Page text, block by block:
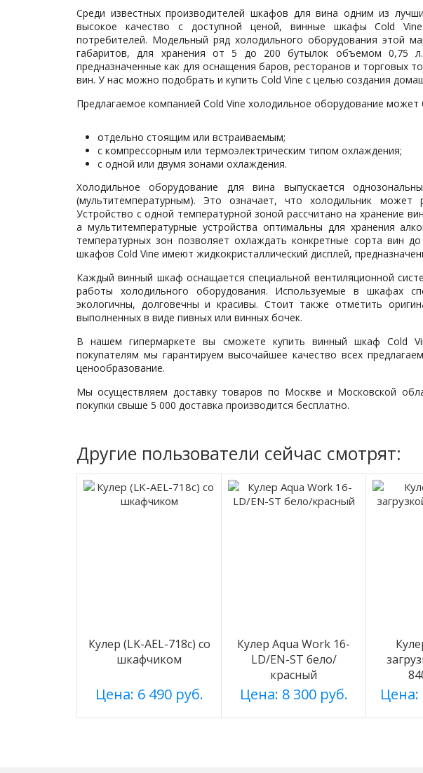
Среди известных производителей шкафов для вина одним из
высокое качество с доступной ценой, винные шкафы Cold
потребителей. Модельный ряд холодильного оборудования этой
габаритов, для хранения от 5 до 200 бутылок объемом 0,75
предназначенные как для оснащения баров, ресторанов и торговых
вин. У нас можно подобрать и купить Cold Vine с целью создания
Предлагаемое компанией Cold Vine холодильное оборудование может
отдельно стоящим или встраиваемым;
с компрессорным или термоэлектрическим типом охлаждения;
с одной или двумя зонами охлаждения.
Холодильное оборудование для вина выпускается
(мультитемпературным). Это означает, что холодильник может
Устройство с одной температурной зоной рассчитано на хранение
а мультитемпературные устройства оптимальны для хранения
температурных зон позволяет охлаждать конкретные сорта вин
шкафов Cold Vine имеют жидкокристаллический дисплей,
Каждый винный шкаф оснащается специальной вентиляционной
работы холодильного оборудования. Используемые в шкафах
экологичны, долговечны и красивы. Стоит также отметить
выполненных в виде пивных или винных бочек.
В нашем гипермаркете вы сможете купить винный шкаф Cold
покупателям мы гарантируем высочайшее качество всех
ценообразование.
Мы осуществляем доставку товаров по Москве и Московской
покупки свыше 5 000 доставка производится бесплатно.
Другие пользователи сейчас смотрят:
Кулер (LK-AEL-718c) со
шкафчиком
Цена: 6 490 руб.
Кулер Aqua Work 16-
LD/EN-ST бело/
красный
Цена: 8 300 руб. Цена: